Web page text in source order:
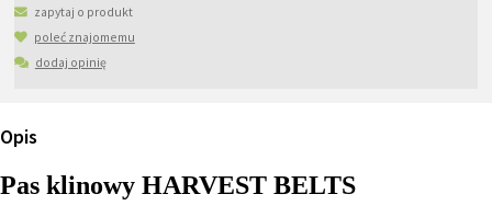
zapytaj o produkt
poleć znajomemu
dodaj opinię
Opis
Pas klinowy HARVEST BELTS